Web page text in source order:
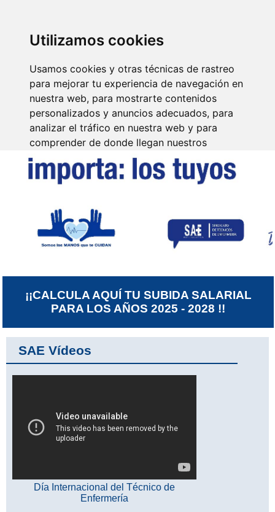
Utilizamos cookies
Usamos cookies y otras técnicas de rastreo
para mejorar tu experiencia de navegación en
nuestra web, para mostrarte contenidos
personalizados y anuncios adecuados, para
analizar el tráfico en nuestra web y para
comprender de donde llegan nuestros
visitantes.
Configurar
¡¡CALCULA AQUÍ TU SUBIDA SALARIAL
PARA LOS AÑOS 2025 - 2028 !!
SAE Vídeos
Día Internacional del Técnico de
Enfermería